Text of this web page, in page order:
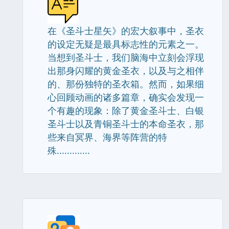
在《圣斗士星矢》的宏大叙事中，圣衣
的设定无疑是最具标志性的元素之一。
当想到圣斗士，我们脑海中立刻会浮现
出那身闪耀的黄金圣衣，以及与之相伴
的、那份独特的圣衣箱。然而，如果细
心回顾动画的诸多篇章，确实会发现一
个有趣的现象：除了黄金圣斗士、白银
圣斗士以及青铜圣斗士的本命圣衣，那
些来自冥界、海界等阵营的特
殊.............